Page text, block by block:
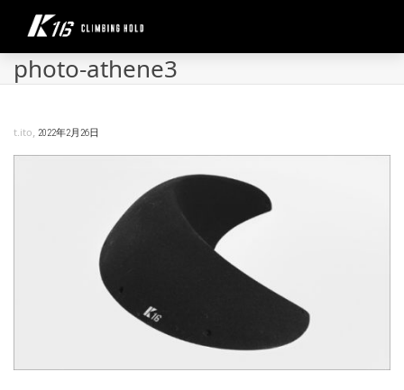
photo-athene3
t.ito, 2022年2月26日